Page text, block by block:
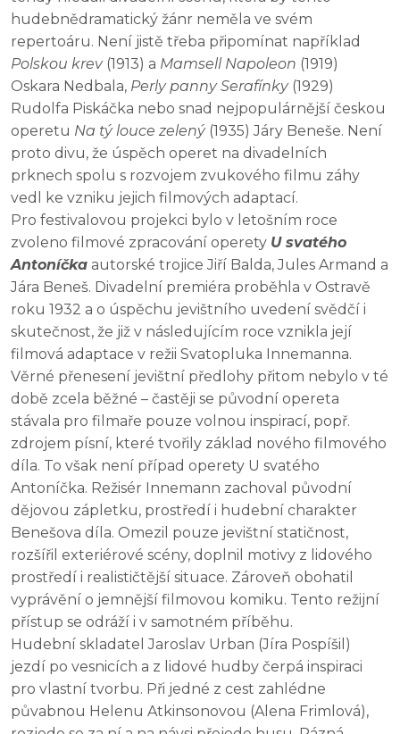
hudebnědramatický žánr neměla ve svém
repertoáru. Není jistě třeba připomínat například
Polskou krev(1913) a Mamsell Napoleon (1919)
Oskara Nedbala, Perly panny Serafínky(1929)
Rudolfa Piskáčka nebo snad nejpopulárnější českou
operetu Na tý louce zelený(1935) Járy Beneše. Není
proto divu, že úspěch operet na divadelních
prknech spolu s rozvojem zvukového filmu záhy
vedl ke vzniku jejich filmových adaptací.
Pro festivalovou projekci bylo v letošním roce
zvoleno filmové zpracování operety U svatého
Antoníčka autorské trojice Jiří Balda, Jules Armand a
Jára Beneš. Divadelní premiéra proběhla v Ostravě
roku 1932 a o úspěchu jevištního uvedení svědčí i
skutečnost, že již v následujícím roce vznikla její
filmová adaptace v režii Svatopluka Innemanna.
Věrné přenesení jevištní předlohy přitom nebylo v té
době zcela běžné – častěji se původní opereta
stávala pro filmaře pouze volnou inspirací, popř.
zdrojem písní, které tvořily základ nového filmového
díla. To však není případ operety U svatého
Antoníčka. Režisér Innemann zachoval původní
dějovou zápletku, prostředí i hudební charakter
Benešova díla. Omezil pouze jevištní statičnost,
rozšířil exteriérové scény, doplnil motivy z lidového
prostředí i realističtější situace. Zároveň obohatil
vyprávění o jemnější filmovou komiku. Tento režijní
přístup se odráží i v samotném příběhu.
Hudební skladatel Jaroslav Urban (Jíra Pospíšil)
jezdí po vesnicích a z lidové hudby čerpá inspiraci
pro vlastní tvorbu. Při jedné z cest zahlédne
půvabnou Helenu Atkinsonovou (Alena Frimlová),